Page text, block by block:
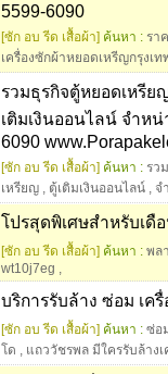
5599-6090
[ซัก อบ รีด เสื้อผ้า] ค้นหา : รา
เครื่องซักผ้าหยอดเหรีญกรุงเท
รวมธุรกิจตู้หยอดเหรีย
เติมเงินออนไลน์ จําห
6090
[ซัก อบ รีด เสื้อผ้า] ค้นหา : รว
เหรียญ , ตู้เติมเงินออนไลน์ , จํ
โปรสุดพิเศษสำหรับเดื
[ซัก อบ รีด เสื้อผ้า] ค้นหา : พล
wt10j7eg ,
บริการรับล้าง ซ่อม เค
[ซัก อบ รีด เสื้อผ้า] ค้นหา : ซ่อ
โด , แถววัชรพล มีใครรับล้าง